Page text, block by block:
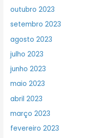
outubro 2023
setembro 2023
agosto 2023
julho 2023
junho 2023
maio 2023
abril 2023
março 2023
fevereiro 2023